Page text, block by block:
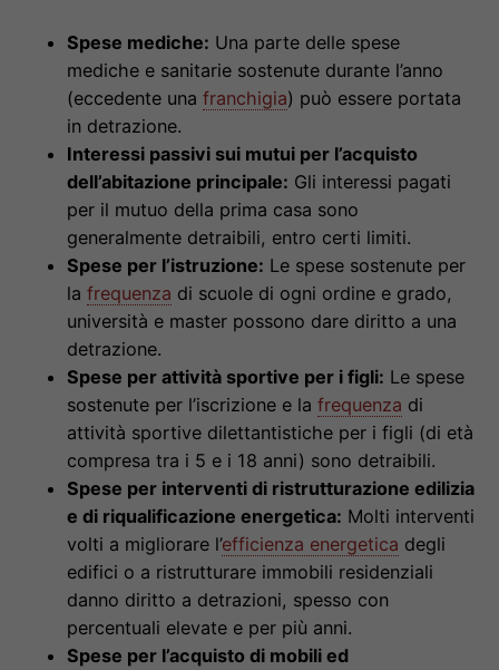
Spese mediche: Una parte delle spese
mediche e sanitarie sostenute durante l’anno
(eccedente una franchigia) può essere portata
in detrazione.
Interessi passivi sui mutui per l’acquisto
dell’abitazione principale: Gli interessi pagati
per il mutuo della prima casa sono
generalmente detraibili, entro certi limiti.
Spese per l’istruzione: Le spese sostenute per
la frequenza di scuole di ogni ordine e grado,
università e master possono dare diritto a una
detrazione.
Spese per attività sportive per i figli: Le spese
sostenute per l’iscrizione e la frequenza di
attività sportive dilettantistiche per i figli (di età
compresa tra i 5 e i 18 anni) sono detraibili.
Spese per interventi di ristrutturazione edilizia
e di riqualificazione energetica: Molti interventi
volti a migliorare l’efficienza energetica degli
edifici o a ristrutturare immobili residenziali
danno diritto a detrazioni, spesso con
percentuali elevate e per più anni.
Spese per l’acquisto di mobili ed